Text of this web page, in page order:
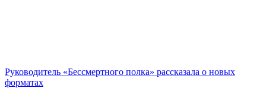
Руководитель «Бессмертного полка» рассказала о новых
форматах